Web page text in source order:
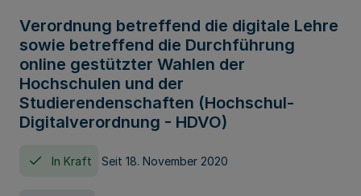
Verordnung betreffend die digitale Lehre
sowie betreffend die Durchführung
online gestützter Wahlen der
Hochschulen und der
Studierendenschaften (Hochschul-
Digitalverordnung - HDVO)
In Kraft Seit 18. November 2020